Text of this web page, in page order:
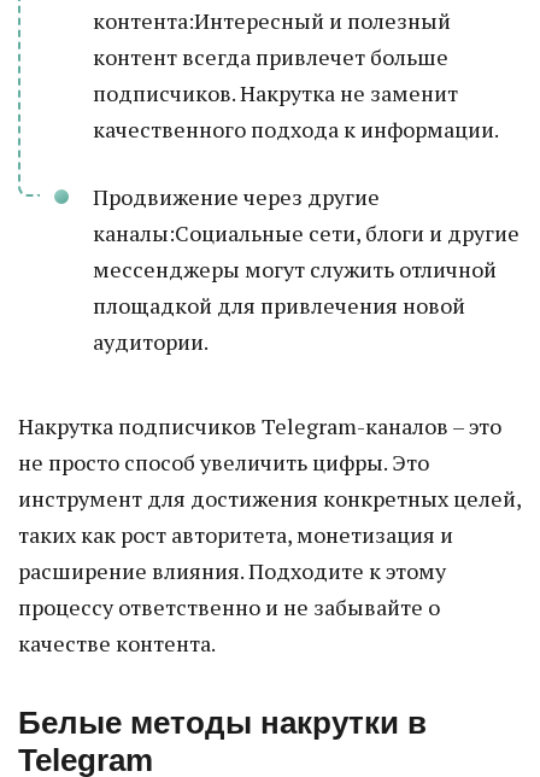
контента:Интересный и полезный
контент всегда привлечет больше
подписчиков. Накрутка не заменит
качественного подхода к информации.
Продвижение через другие
каналы:Социальные сети, блоги и другие
мессенджеры могут служить отличной
площадкой для привлечения новой
аудитории.
Накрутка подписчиков Telegram-каналов – это
не просто способ увеличить цифры. Это
инструмент для достижения конкретных целей,
таких как рост авторитета, монетизация и
расширение влияния. Подходите к этому
процессу ответственно и не забывайте о
качестве контента.
Белые методы накрутки в
Telegram